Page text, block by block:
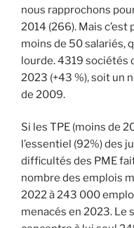
nous rapprochons
2014 (266). Mais
moins de 50 salariés,
lourde. 4319 sociétés
2023 (+43 %), soit un
de 2009.
Si les TPE (moins de
l’essentiel (92%) des
difficultés des PME
nombre des emplois
2022 à 243 000
menacés en 2023. Le